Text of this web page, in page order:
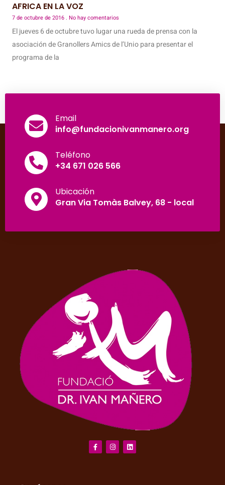
AFRICA EN LA VOZ
7 de octubre de 2016 No hay comentarios
El jueves 6 de octubre tuvo lugar una rueda de prensa con la
asociación de Granollers Amics de l’Unio para presentar el
programa de la
Email
info@fundacionivanmanero.org
Teléfono
+34 671 026 566
Ubicación
Gran Via Tomàs Balvey, 68 - local